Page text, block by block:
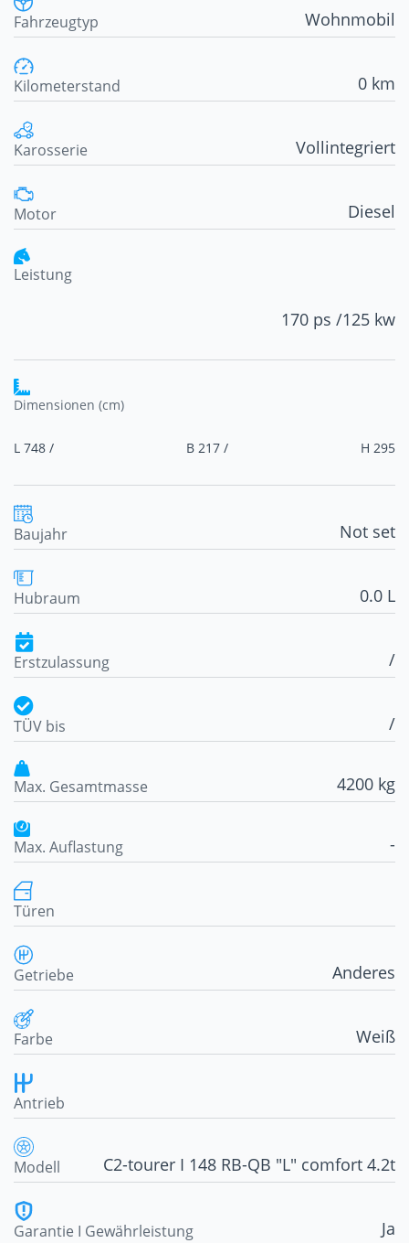
Fahrzeugtyp Wohnmobil
Kilometerstand 0 km
Karosserie Vollintegriert
Motor Diesel
Leistung
170 ps /125 kw
Dimensionen (cm)
L 748 / B 217 / H 295
Baujahr Not set
Hubraum 0.0 L
Erstzulassung /
TÜV bis /
Max. Gesamtmasse 4200 kg
Max. Auflastung -
Türen
Getriebe Anderes
Farbe Weiß
Antrieb
Modell C2-tourer I 148 RB-QB "L" comfort 4.2t
Garantie I Gewährleistung Ja